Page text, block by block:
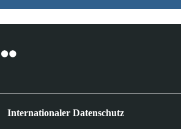
Internationaler Datenschutz